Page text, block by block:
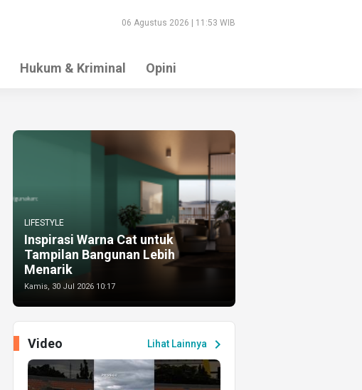
06 Agustus 2026 | 11:53 WIB
Hukum & Kriminal Opini
LIFESTYLE
Inspirasi Warna Cat untuk
Tampilan Bangunan Lebih
Menarik
Kamis, 30 Jul 2026 10:17
Lihat Lainnya chevron_right
Video